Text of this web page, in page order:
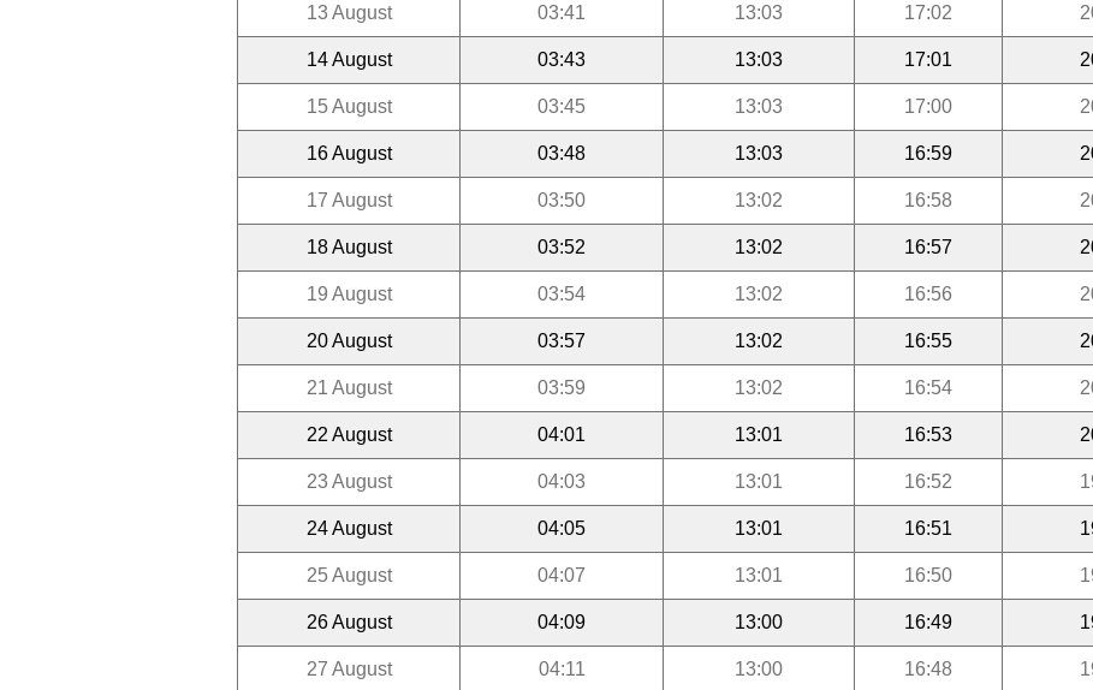
13 August 03:41 13:03 17:02
14 August 03:43 13:03 17:01
15 August 03:45 13:03 17:00
16 August 03:48 13:03 16:59
17 August 03:50 13:02 16:58
18 August 03:52 13:02 16:57
19 August 03:54 13:02 16:56
20 August 03:57 13:02 16:55
21 August 03:59 13:02 16:54
22 August 04:01 13:01 16:53
23 August 04:03 13:01 16:52
24 August 04:05 13:01 16:51
25 August 04:07 13:01 16:50
26 August 04:09 13:00 16:49
27 August 04:11 13:00 16:48